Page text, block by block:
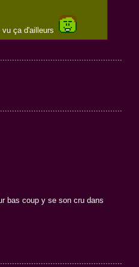
vu ça d'ailleurs
bas coup y se son cru dans